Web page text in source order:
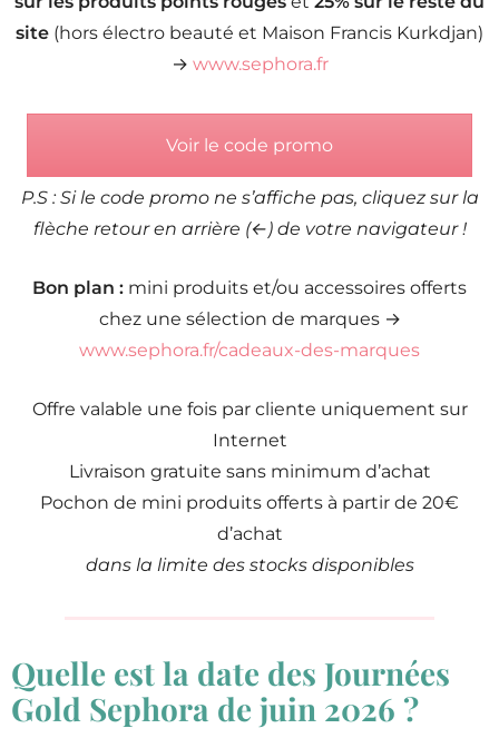
site (hors électro beauté et Maison Francis Kurkdjan)
→ www.sephora.fr
Voir le code promo
P.S : Si le code promo ne s’affiche pas, cliquez sur la
flèche retour en arrière (←) de votre navigateur !
Bon plan : mini produits et/ou accessoires offerts
chez une sélection de marques →
www.sephora.fr/cadeaux-des-marques
Offre valable une fois par cliente uniquement sur
Internet
Livraison gratuite sans minimum d’achat
Pochon de mini produits offerts à partir de 20€
d’achat
dans la limite des stocks disponibles
Quelle est la date des Journées
Gold Sephora de juin 2026 ?